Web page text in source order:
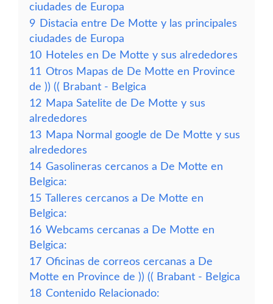
ciudades de Europa
9 Distacia entre De Motte y las principales
ciudades de Europa
10 Hoteles en De Motte y sus alrededores
11 Otros Mapas de De Motte en Province
de )) (( Brabant - Belgica
12 Mapa Satelite de De Motte y sus
alrededores
13 Mapa Normal google de De Motte y sus
alrededores
14 Gasolineras cercanos a De Motte en
Belgica:
15 Talleres cercanos a De Motte en
Belgica:
16 Webcams cercanas a De Motte en
Belgica:
17 Oficinas de correos cercanas a De
Motte en Province de )) (( Brabant - Belgica
18 Contenido Relacionado: